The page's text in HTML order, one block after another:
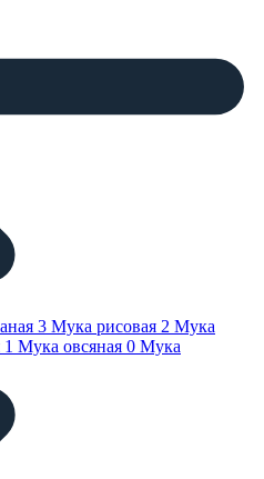
3 Мука рисовая 2 Мука
1 Мука овсяная 0 Мука